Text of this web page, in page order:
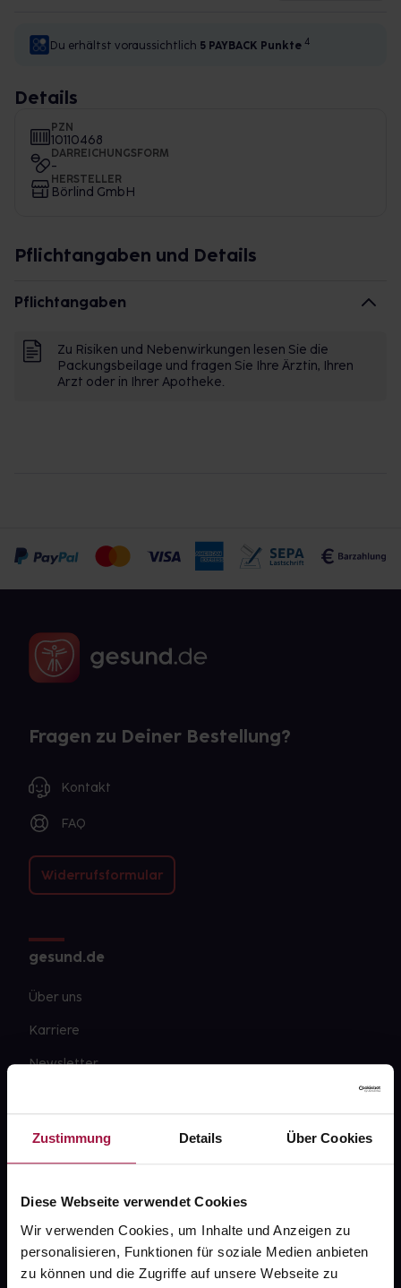
Zustimmung Details Über Cookies
Diese Webseite verwendet Cookies
Wir verwenden Cookies, um Inhalte und Anzeigen zu
personalisieren, Funktionen für soziale Medien anbieten
zu können und die Zugriffe auf unsere Webseite zu
Du erhältst voraussichtlich 5 PAYBACK Punkte 4
Details
PZN
10110468
DARREICHUNGSFORM
-
HERSTELLER
Börlind GmbH
Pflichtangaben und Details
Pflichtangaben
Zu Risiken und Nebenwirkungen lesen Sie die
Packungsbeilage und fragen Sie Ihre Ärztin, Ihren
Arzt oder in Ihrer Apotheke.
Fragen zu Deiner Bestellung?
Kontakt
FAQ
Widerrufsformular
gesund.de
Über uns
Karriere
Newsletter
PAYBACK
gesund-versorger.de
Sanitätshäuser
Datenschutz